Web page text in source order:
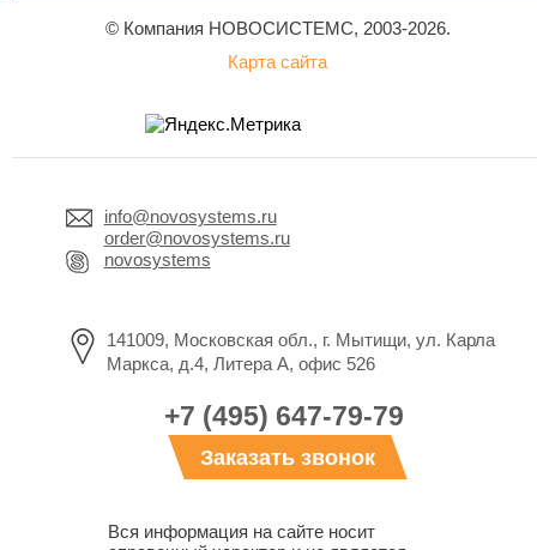
© Компания НОВОСИСТЕМС, 2003-2026.
Карта сайта
info@novosystems.ru
order@novosystems.ru
novosystems
141009, Московская обл., г. Мытищи, ул. Карла
Маркса, д.4, Литера А, офис 526
+7 (495) 647-79-79
Заказать звонок
Вся информация на сайте носит